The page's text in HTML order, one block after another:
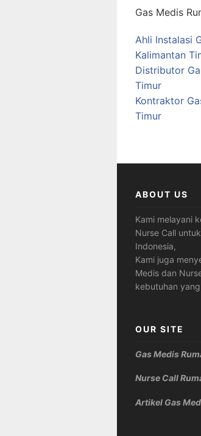
Gas Medis
Ahli Instalasi
Kalimantan
Distributor
Timur
Kontraktor
Timur
ABOUT US
Kami melayani
Nurse Call
Indonesia,
Kami juga
Medis dan
kebutuhan
OUR SITE
Gas Medis
Nurse Call
Artikel Gas